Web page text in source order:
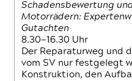
Schadensbewertung
Motorrädern:
Gutachten
8.30—16.30 Uhr
Der Reparaturweg und
vom SV nur festgelegt
Konstruktion, den